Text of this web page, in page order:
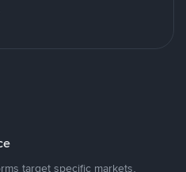
target specific markets,